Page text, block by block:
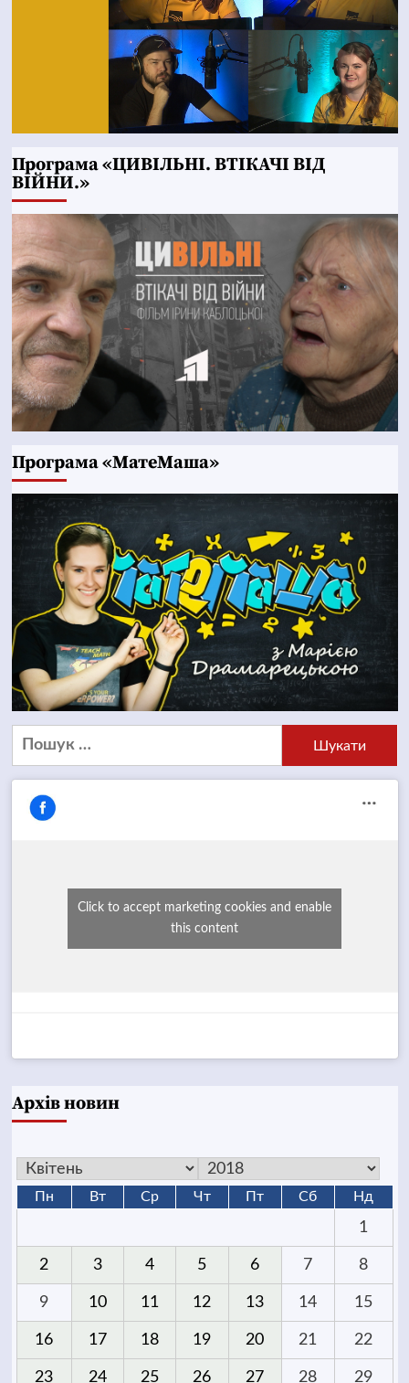
Програма «ЦИВІЛЬНІ. ВТІКАЧІ ВІД
ВІЙНИ.»
Програма «МатеМаша»
Пошук:
Click to accept marketing cookies and enable
this content
Архів новин
Пн Вт Ср Чт Пт Сб Нд
1
2 3 4 5 6 7 8
9 10 11 12 13 14 15
16 17 18 19 20 21 22
23 24 25 26 27 28 29